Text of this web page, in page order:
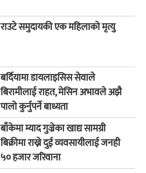
राउटे समुदायकी एक महिलाको मृत्यु
बर्दियामा डायलाइसिस सेवाले
बिरामीलाई राहत, मेसिन अभावले अझै
पालो कुर्नुपर्ने बाध्यता
बाँकेमा म्याद गुज्रेका खाद्य सामग्री
बिक्रीमा राख्ने दुई व्यवसायीलाई जनही
५० हजार जरिवाना